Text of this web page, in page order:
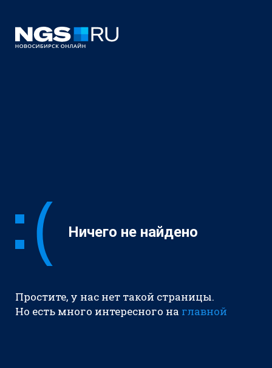
Ничего не найдено
Простите, у нас нет такой страницы.
Но есть много интересного на главной